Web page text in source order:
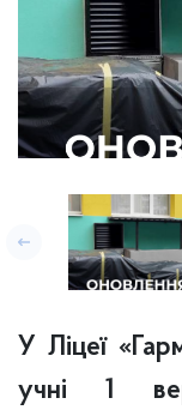
У Ліцеї
учні 1